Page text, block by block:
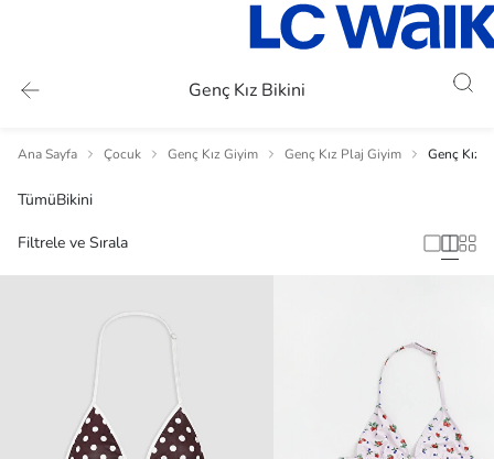
Genç Kız Bikini
Ana Sayfa Çocuk Genç Kız Giyim Genç Kız Plaj Giyim Genç Kız
TümüBikini
Filtrele ve Sırala